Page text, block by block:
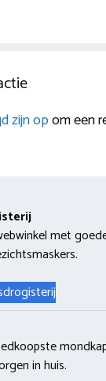
zijn opom een
met
in huis.